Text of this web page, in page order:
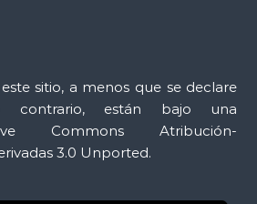
sitio, a menos que se declare
contrario, están bajo una
Commons Atribución-
3.0 Unported.